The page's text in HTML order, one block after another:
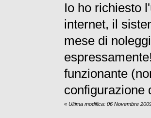
Io ho richiesto
internet, il
mese di
funzionante
configurazione
« Ultima modifica: 06 Novembre